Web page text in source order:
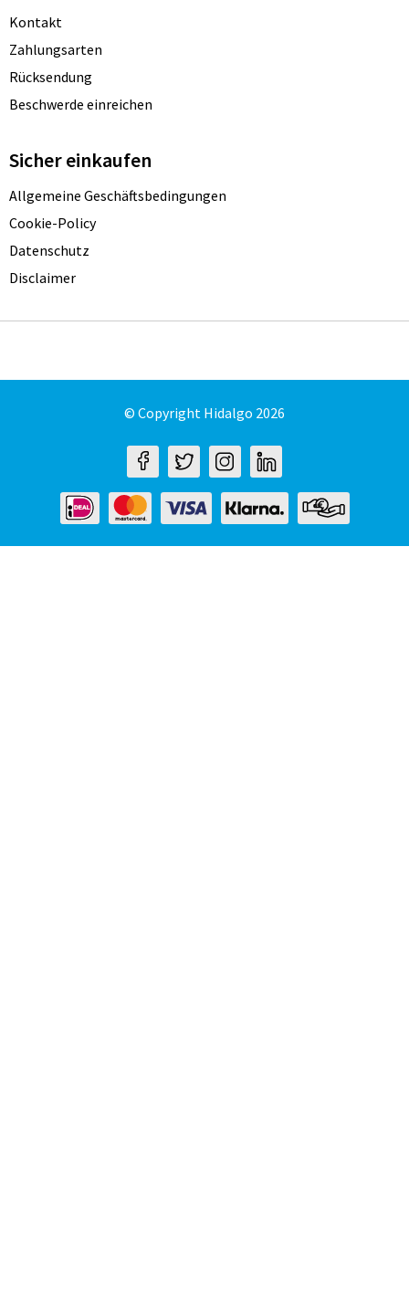
Kontakt
Zahlungsarten
Rücksendung
Beschwerde einreichen
Sicher einkaufen
Allgemeine Geschäftsbedingungen
Cookie-Policy
Datenschutz
Disclaimer
© Copyright Hidalgo 2026